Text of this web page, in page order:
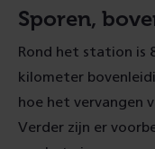
Sporen,
Rond het station is
kilometer
hoe het vervangen
Verder zijn er